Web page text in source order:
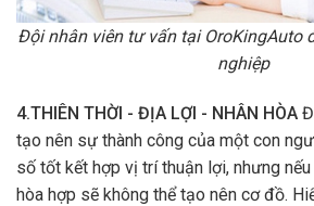
Đội nhân viên tư vấn tại OroKingAuto
nghiệp
4.THIÊN THỜI - ĐỊA LỢI - NHÂN HÒA
tạo nên sự thành công của một con
số tốt kết hợp vị trí thuận lợi, nhưng
hòa hợp sẽ không thể tạo nên cơ đồ.